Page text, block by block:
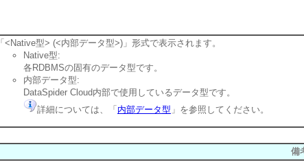
「<Native型> (<内部データ型>)」形式で表示されます。
Native型:
各RDBMSの固有のデータ型です。
内部データ型:
DataSpider Cloud内部で使用しているデータ型です。
詳細については、「 内部データ型 」を参照してください。
備